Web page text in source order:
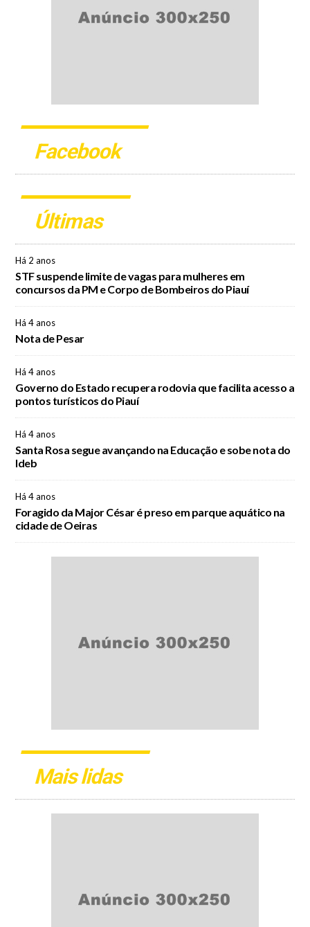
Facebook
Últimas
Há 2 anos
STF suspende limite de vagas para mulheres em
concursos da PM e Corpo de Bombeiros do Piauí
Há 4 anos
Nota de Pesar
Há 4 anos
Governo do Estado recupera rodovia que facilita acesso a
pontos turísticos do Piauí
Há 4 anos
Santa Rosa segue avançando na Educação e sobe nota do
Ideb
Há 4 anos
Foragido da Major César é preso em parque aquático na
cidade de Oeiras
Mais lidas